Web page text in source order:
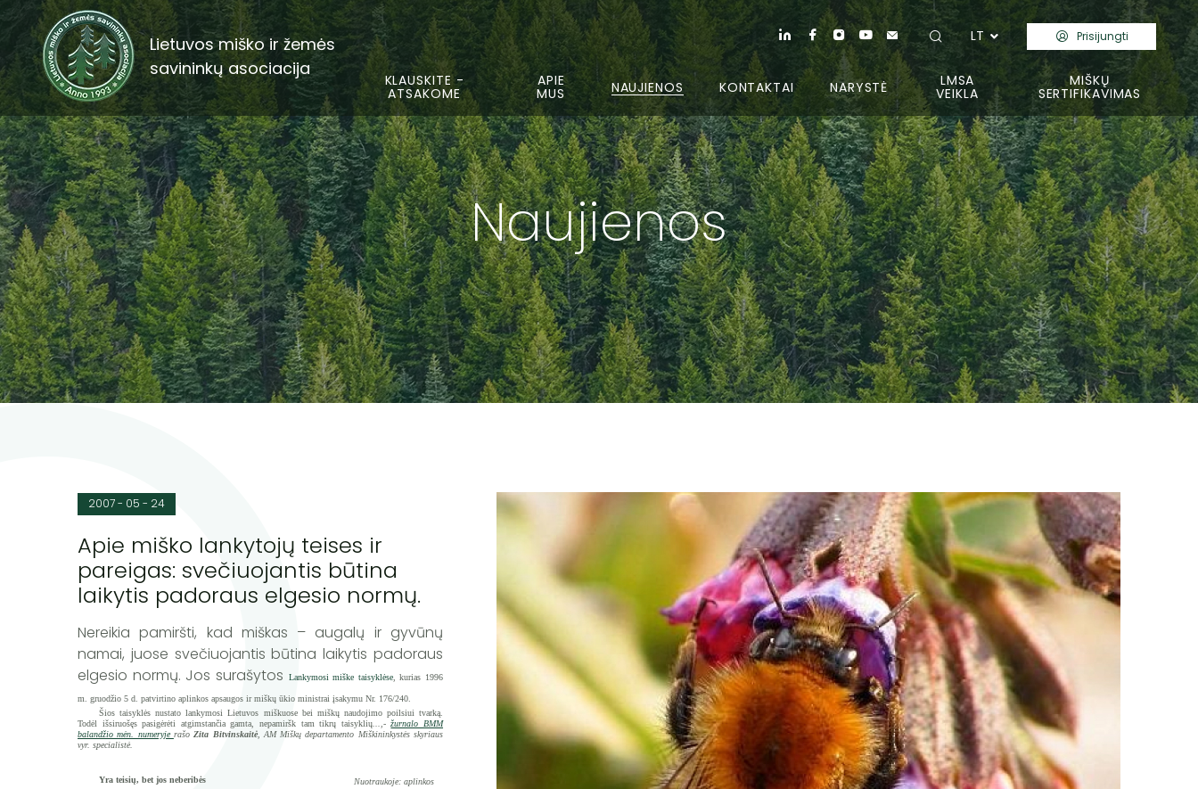
Lietuvos miško ir žemės
savininkų asociacija
LT Prisijungti
KLAUSKITE -
ATSAKOME
APIE
MUS NAUJIENOS KONTAKTAI NARYSTĖ LMSA
VEIKLA
MIŠKŲ
SERTIFIKAVIMAS
Naujienos
2007 - 05 - 24
Apie miško lankytojų teises ir
pareigas: svečiuojantis būtina
laikytis padoraus elgesio normų.
Nereikia pamiršti, kad miškas – augalų ir gyvūnų
namai, juose svečiuojantis būtina laikytis padoraus
elgesio normų. Jos surašytos
Lanky­mosi miške taisyklėse, kurias 1996
m. gruodžio 5 d. patvirtino aplinkos apsaugos ir miškų ūkio ministrai įsakymu Nr. 176/240.
Šios taisyklės nustato lankymosi Lietuvos miškuose bei miškų naudojimo poilsiui tvarką.
Todėl išsiruošęs pasi­gėrėti atgimstančia gamta, nepamiršk tam tikrų taisyklių...,-žurnalo BMM
balandžio mėn. numeryje rašoZita Bitvinskaitė, AM Miškų departamento Miškininkystės skyriaus
vyr. specialistė.
Nuotraukoje: aplinkos
Yra teisių, bet jos neberibės